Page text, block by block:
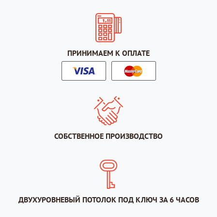
ПРИНИМАЕМ К ОПЛАТЕ
СОБСТВЕННОЕ ПРОИЗВОДСТВО
ДВУХУРОВНЕВЫЙ ПОТОЛОК ПОД КЛЮЧ ЗА 6 ЧАСОВ